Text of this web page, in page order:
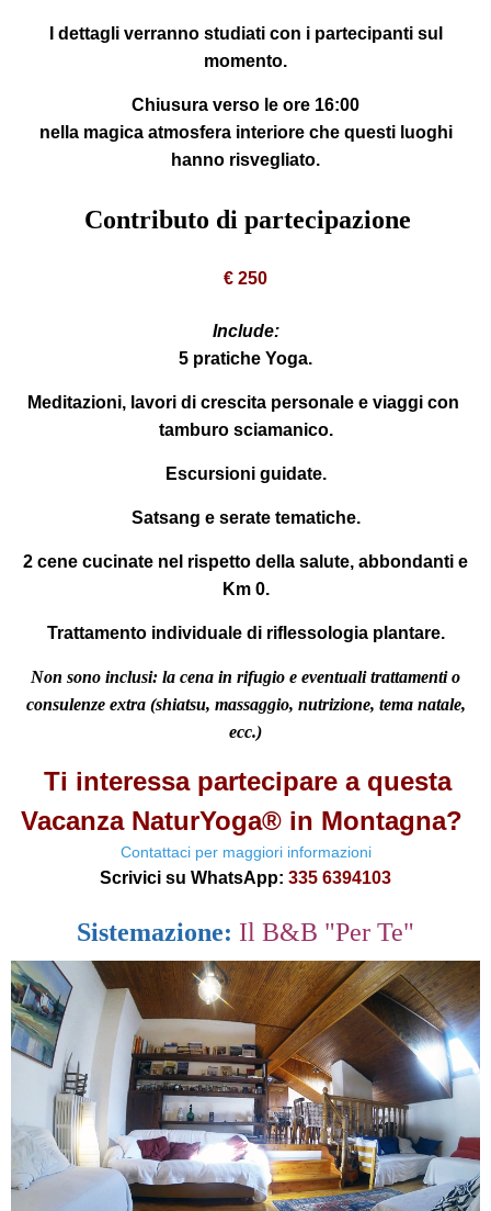
I dettagli verranno studiati con i partecipanti sul
momento.
Chiusura verso le ore 16:00
nella magica atmosfera interiore che questi luoghi
hanno risvegliato.
Contributo di partecipazione
€ 250
Include:
5 pratiche Yoga.
Meditazioni, lavori di crescita personale e viaggi con
tamburo sciamanico.
Escursioni guidate.
Satsang e serate tematiche.
2 cene cucinate nel rispetto della salute, abbondanti e
Km 0.
Trattamento individuale di riflessologia plantare.
Non sono inclusi: la cena in rifugio e eventuali trattamenti o
consulenze extra (shiatsu, massaggio, nutrizione, tema natale,
ecc.)
Ti interessa partecipare a questa
Vacanza NaturYoga® in Montagna?
Contattaci per maggiori informazioni
Scrivici su WhatsApp: 335 6394103
Sistemazione: Il B&B "Per Te"